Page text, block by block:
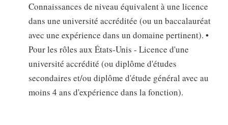
Connaissances de niveau équivalent à une licence
dans une université accréditée (ou un baccalauréat
avec une expérience dans un domaine pertinent). •
Pour les rôles aux États-Unis - Licence d'une
université accrédité (ou diplôme d'études
secondaires et/ou diplôme d'étude général avec au
moins 4 ans d'expérience dans la fonction).